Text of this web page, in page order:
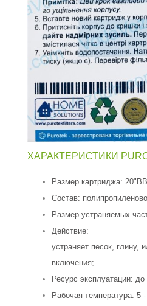
ХАРАКТЕРИСТИКИ
Размер картриджа:
Состав:
Размер устраняемых
Действие:
устраняет песок, глину,
включения;
Ресурс эксплуатации:
Рабочая температура: 5 -